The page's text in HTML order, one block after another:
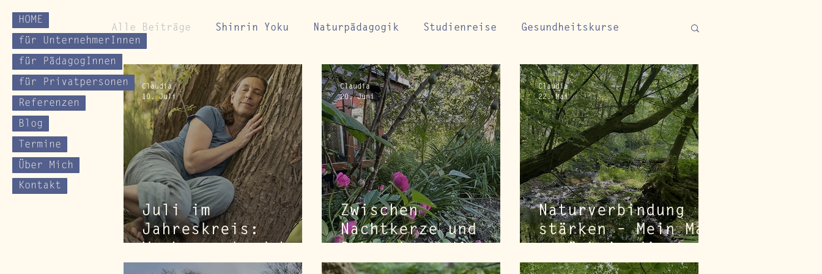
HOME
für UnternehmerInnen
für PädagogInnen
für Privatpersonen
Referenzen
Blog
Termine
Über Mich
Kontakt
Alle Beiträge Shinrin Yoku Naturpädagogik Studienreise Gesundheitskurse
Impulse für Naturverbindung Naturcoaching
Juli im
Jahreskreis:
und Reifen –
Claudia
10. Juli
Zwischen
Nachtkerze und
Einladung der
Claudia
20. Juni
Naturverbindung
stärken – Mein Mai
Natur und zurück
Claudia
22. Mai